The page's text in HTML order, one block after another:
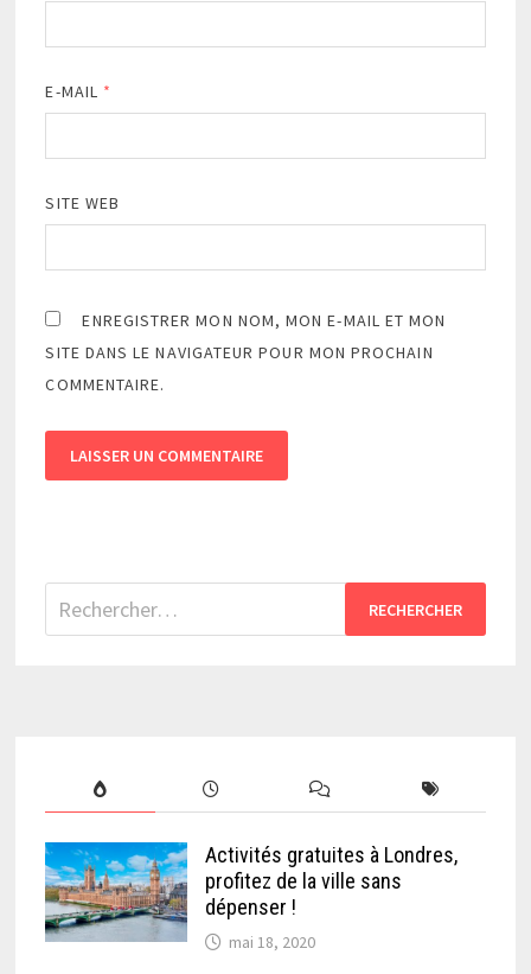
E-MAIL *
SITE WEB
ENREGISTRER MON NOM, MON E-MAIL ET MON
SITE DANS LE NAVIGATEUR POUR MON PROCHAIN
COMMENTAIRE.
Rechercher :
Activités gratuites à Londres,
profitez de la ville sans
dépenser !
mai 18, 2020